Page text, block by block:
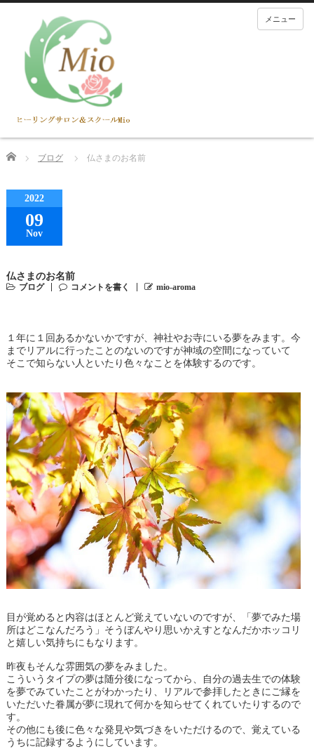
メニュー
Home ブログ 仏さまのお名前
2022
09
Nov
仏さまのお名前
ブログ コメントを書く mio-aroma
１年に１回あるかないかですが、神社やお寺にいる夢をみます。今
までリアルに行ったことのないのですが神域の空間になっていて
そこで知らない人といたり色々なことを体験するのです。
目が覚めると内容はほとんど覚えていないのですが、「夢でみた場
所はどこなんだろう」そうぼんやり思いかえすとなんだかホッコリ
と嬉しい気持ちにもなります。
昨夜もそんな雰囲気の夢をみました。
こういうタイプの夢は随分後になってから、自分の過去生での体験
を夢でみていたことがわかったり、リアルで参拝したときにご縁を
いただいた眷属が夢に現れて何かを知らせてくれていたりするので
す。
その他にも後に色々な発見や気づきをいただけるので、覚えている
うちに記録するようにしています。